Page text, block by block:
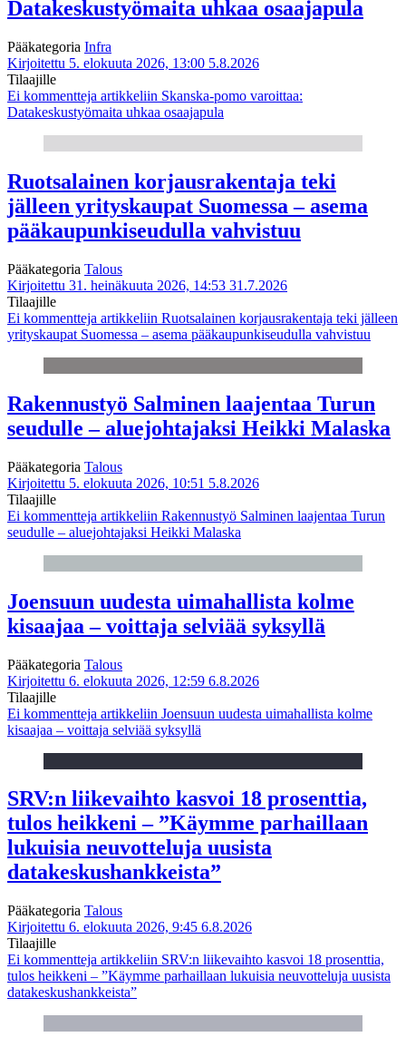
Datakeskustyömaita uhkaa osaajapula
Pääkategoria Infra
Kirjoitettu 5. elokuuta 2026, 13:00 5.8.2026
Tilaajille
Ei kommentteja artikkeliin Skanska-pomo varoittaa:
Datakeskustyömaita uhkaa osaajapula
Ruotsalainen korjausrakentaja teki
jälleen yrityskaupat Suomessa – asema
pääkaupunkiseudulla vahvistuu
Pääkategoria Talous
Kirjoitettu 31. heinäkuuta 2026, 14:53 31.7.2026
Tilaajille
Ei kommentteja artikkeliin Ruotsalainen korjausrakentaja teki jälleen
yrityskaupat Suomessa – asema pääkaupunkiseudulla vahvistuu
Rakennustyö Salminen laajentaa Turun
seudulle – aluejohtajaksi Heikki Malaska
Pääkategoria Talous
Kirjoitettu 5. elokuuta 2026, 10:51 5.8.2026
Tilaajille
Ei kommentteja artikkeliin Rakennustyö Salminen laajentaa Turun
seudulle – aluejohtajaksi Heikki Malaska
Joensuun uudesta uimahallista kolme
kisaajaa – voittaja selviää syksyllä
Pääkategoria Talous
Kirjoitettu 6. elokuuta 2026, 12:59 6.8.2026
Tilaajille
Ei kommentteja artikkeliin Joensuun uudesta uimahallista kolme
kisaajaa – voittaja selviää syksyllä
SRV:n liikevaihto kasvoi 18 prosenttia,
tulos heikkeni – ”Käymme parhaillaan
lukuisia neuvotteluja uusista
datakeskushankkeista”
Pääkategoria Talous
Kirjoitettu 6. elokuuta 2026, 9:45 6.8.2026
Tilaajille
Ei kommentteja artikkeliin SRV:n liikevaihto kasvoi 18 prosenttia,
tulos heikkeni – ”Käymme parhaillaan lukuisia neuvotteluja uusista
datakeskushankkeista”